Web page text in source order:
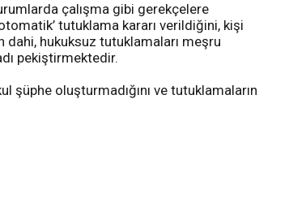
çalışma gibi gerekçelere
tutuklama kararı verildiğini, kişi
dahi, hukuksuz tutuklamaları meşru
pekiştirmektedir.
şüphe oluşturmadığını ve tutuklamaların